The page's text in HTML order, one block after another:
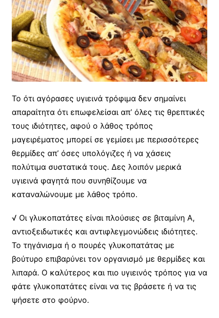
Το ότι αγόρασες υγιεινά τρόφιμα δεν σημαίνει
απαραίτητα ότι επωφελείσαι απ’ όλες τις θρεπτικές
τους ιδιότητες, αφού ο λάθος τρόπος
μαγειρέματος μπορεί σε γεμίσει με περισσότερες
θερμίδες απ’ όσες υπολόγιζες ή να χάσεις
πολύτιμα συστατικά τους. Δες λοιπόν μερικά
υγιεινά φαγητά που συνηθίζουμε να
καταναλώνουμε με λάθος τρόπο.
√ Οι γλυκοπατάτες είναι πλούσιες σε βιταμίνη Α,
αντιοξειδωτικές και αντιφλεγμονώδεις ιδιότητες.
Το τηγάνισμα ή ο πουρές γλυκοπατάτας με
βούτυρο επιβαρύνει τον οργανισμό με θερμίδες και
λιπαρά. Ο καλύτερος και πιο υγιεινός τρόπος για να
φάτε γλυκοπατάτες είναι να τις βράσετε ή να τις
ψήσετε στο φούρνο.